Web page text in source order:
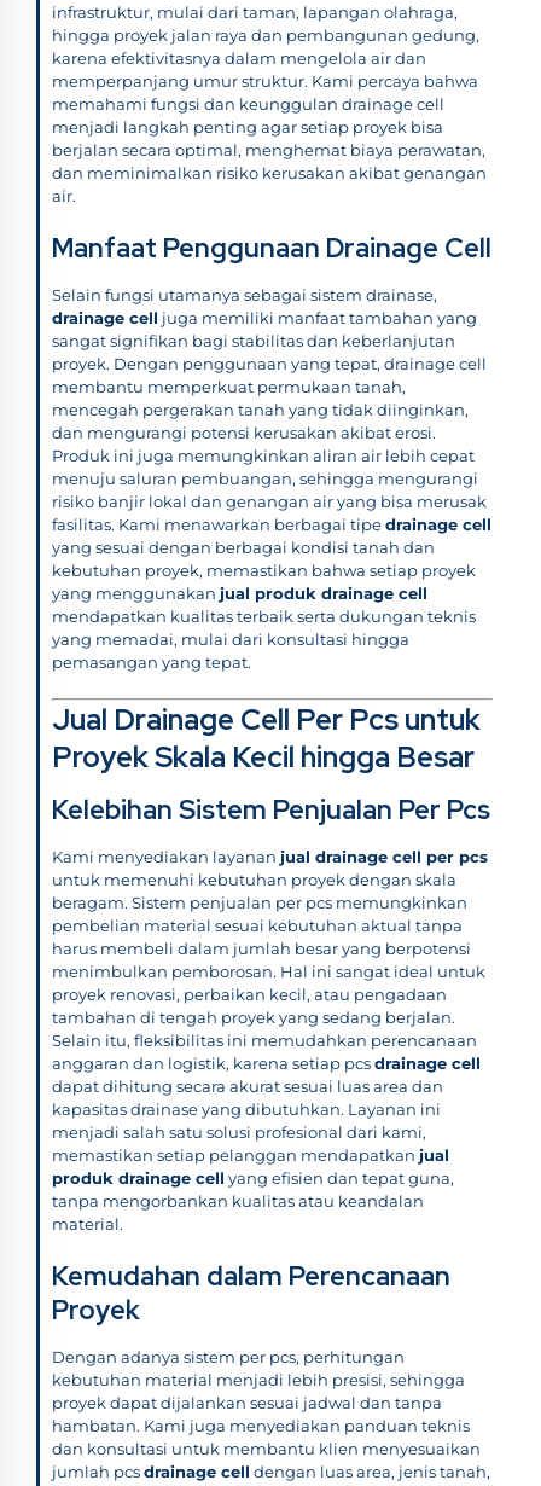
infrastruktur, mulai dari taman, lapangan olahraga,
hingga proyek jalan raya dan pembangunan gedung,
karena efektivitasnya dalam mengelola air dan
memperpanjang umur struktur. Kami percaya bahwa
memahami fungsi dan keunggulan drainage cell
menjadi langkah penting agar setiap proyek bisa
berjalan secara optimal, menghemat biaya perawatan,
dan meminimalkan risiko kerusakan akibat genangan
air.
Manfaat Penggunaan Drainage Cell
Selain fungsi utamanya sebagai sistem drainase,
drainage cell juga memiliki manfaat tambahan yang
sangat signifikan bagi stabilitas dan keberlanjutan
proyek. Dengan penggunaan yang tepat, drainage cell
membantu memperkuat permukaan tanah,
mencegah pergerakan tanah yang tidak diinginkan,
dan mengurangi potensi kerusakan akibat erosi.
Produk ini juga memungkinkan aliran air lebih cepat
menuju saluran pembuangan, sehingga mengurangi
risiko banjir lokal dan genangan air yang bisa merusak
fasilitas. Kami menawarkan berbagai tipedrainage cell
yang sesuai dengan berbagai kondisi tanah dan
kebutuhan proyek, memastikan bahwa setiap proyek
yang menggunakan jual produk drainage cell
mendapatkan kualitas terbaik serta dukungan teknis
yang memadai, mulai dari konsultasi hingga
pemasangan yang tepat.
Jual Drainage Cell Per Pcs untuk
Proyek Skala Kecil hingga Besar
Kelebihan Sistem Penjualan Per Pcs
Kami menyediakan layanan jual drainage cell per pcs
untuk memenuhi kebutuhan proyek dengan skala
beragam. Sistem penjualan per pcs memungkinkan
pembelian material sesuai kebutuhan aktual tanpa
harus membeli dalam jumlah besar yang berpotensi
menimbulkan pemborosan. Hal ini sangat ideal untuk
proyek renovasi, perbaikan kecil, atau pengadaan
tambahan di tengah proyek yang sedang berjalan.
Selain itu, fleksibilitas ini memudahkan perencanaan
anggaran dan logistik, karena setiap pcsdrainage cell
dapat dihitung secara akurat sesuai luas area dan
kapasitas drainase yang dibutuhkan. Layanan ini
menjadi salah satu solusi profesional dari kami,
memastikan setiap pelanggan mendapatkan jual
produk drainage cell yang efisien dan tepat guna,
tanpa mengorbankan kualitas atau keandalan
material.
Kemudahan dalam Perencanaan
Proyek
Dengan adanya sistem per pcs, perhitungan
kebutuhan material menjadi lebih presisi, sehingga
proyek dapat dijalankan sesuai jadwal dan tanpa
hambatan. Kami juga menyediakan panduan teknis
dan konsultasi untuk membantu klien menyesuaikan
jumlah pcsdrainage cell dengan luas area, jenis tanah,